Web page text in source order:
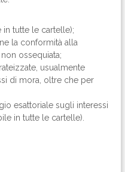
in tutte le cartelle);
la conformità alla
ossequiata;
usualmente
di mora, oltre che per
esattoriale sugli interessi
in tutte le cartelle).